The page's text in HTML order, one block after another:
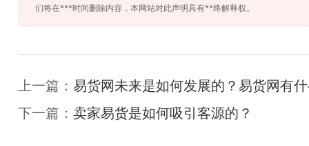
们将在***时间删除内容，本网站对此声明具有**终解释权。
上一篇： 易货网未来是如何发展的？易货网有
下一篇： 卖家易货是如何吸引客源的？